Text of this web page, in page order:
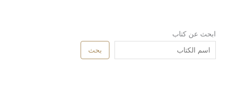
ابحث عن كتاب
بحث